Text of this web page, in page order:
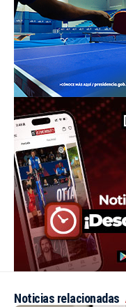
Noticias relacionadas